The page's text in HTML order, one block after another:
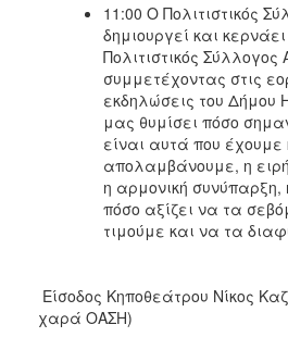
11:00 O Πολιτιστικός
δημιουργεί και
Πολιτιστικός
συμμετέχοντας στις
εκδηλώσεις του Δήμου
μας θυμίσει πόσο
είναι αυτά που έχουμε
απολαμβάνουμε, η
η αρμονική
πόσο αξίζει να τα
τιμούμε και να τα
Είσοδος Κηποθεάτρου Νίκος
χαρά ΟΑΣΗ)